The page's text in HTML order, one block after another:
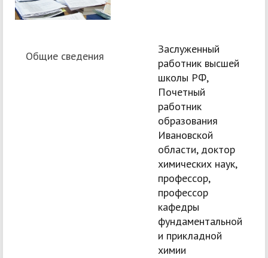
Общие сведения
Заслуженный
работник высшей
школы РФ,
Почетный
работник
образования
Ивановской
области, доктор
химических наук,
профессор,
профессор
кафедры
фундаментальной
и прикладной
химии